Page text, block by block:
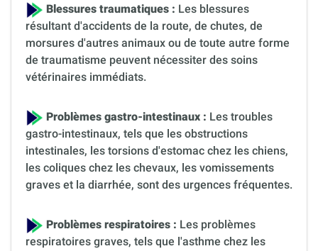
Blessures traumatiques : Les blessures
résultant d'accidents de la route, de chutes, de
morsures d'autres animaux ou de toute autre forme
de traumatisme peuvent nécessiter des soins
vétérinaires immédiats.
Problèmes gastro-intestinaux : Les troubles
gastro-intestinaux, tels que les obstructions
intestinales, les torsions d'estomac chez les chiens,
les coliques chez les chevaux, les vomissements
graves et la diarrhée, sont des urgences fréquentes.
Problèmes respiratoires : Les problèmes
respiratoires graves, tels que l'asthme chez les